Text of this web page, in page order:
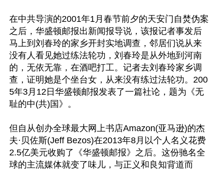
在中共导演的2001年1月春节前夕的天安门自焚伪案
之后，华盛顿邮报出新闻报导说，该报记者事发后
马上到刘春玲的家乡开封实地调查，邻居们说从来
没有人看见她过练法轮功，刘春玲是从外地到河南
的，无依无靠，在酒吧打工。记者去刘春玲家乡调
查，证明她是个坐台女，从来没有练过法轮功。200
5年3月12日华盛顿邮报发表了一篇社论，题为《无
耻的中(共)国》。
但自从创办全球最大网上书店Amazon(亚马逊)的杰
夫·贝佐斯(Jeff Bezos)在2013年8月以个人名义花费
2.5亿美元收购了《华盛顿邮报》之后。这份驰名全
球的主流媒体就变了味儿，与正义和良知背道而